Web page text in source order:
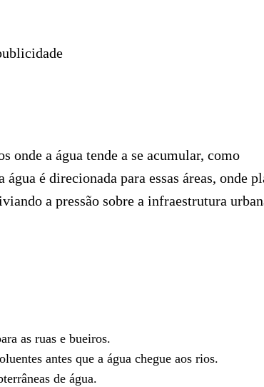
onde a água tende a se acumular, como
é direcionada para essas áreas, onde
a pressão sobre a infraestrutura
as ruas e bueiros.
antes que a água chegue aos rios.
de água.